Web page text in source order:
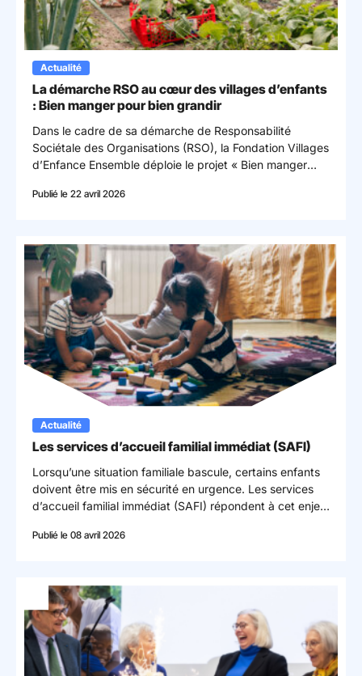
Actualité
La démarche RSO au cœur des villages d’enfants
: Bien manger pour bien grandir
Dans le cadre de sa démarche de Responsabilité
Sociétale des Organisations (RSO), la Fondation Villages
d’Enfance Ensemble déploie le projet « Bien manger
saine, durable et accessible à tous.
Publié le 22 avril 2026
Actualité
Les services d’accueil familial immédiat (SAFI)
Lorsqu’une situation familiale bascule, certains enfants
doivent être mis en sécurité en urgence. Les services
d’accueil familial immédiat (SAFI) répondent à cet enjeu
durée limitée.
Publié le 08 avril 2026